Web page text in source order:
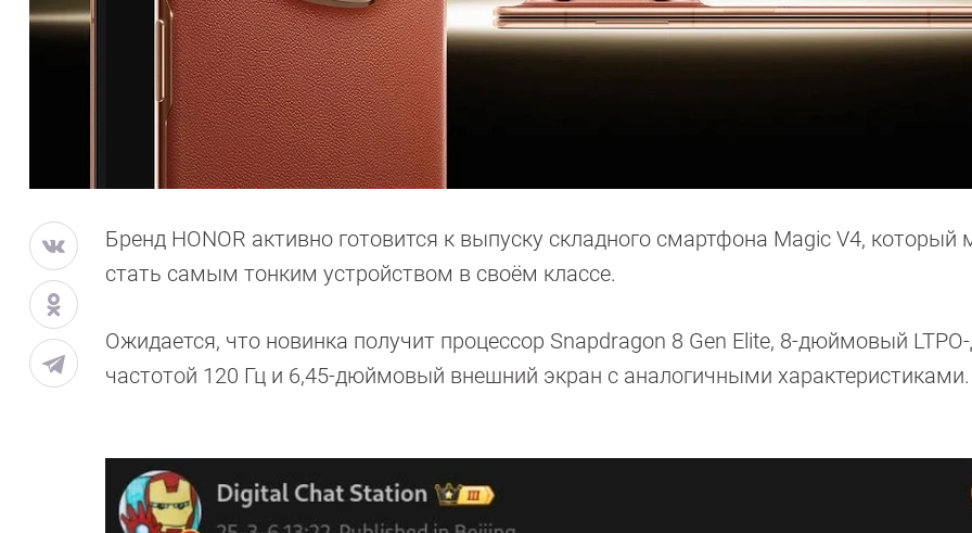
Бренд HONOR активно готовится к выпуску складного смартфона Magic V4, который
стать самым тонким устройством в своём классе.
Ожидается, что новинка получит процессор Snapdragon 8 Gen Elite, 8-дюймовый
частотой 120 Гц и 6,45-дюймовый внешний экран с аналогичными характеристиками.